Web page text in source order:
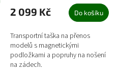
2 099 Kč Do košíku
Transportní taška na přenos
modelů s magnetickými
podložkami a popruhy na nošení
na zádech.